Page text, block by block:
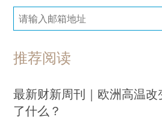
推荐阅读
最新财新周刊｜欧洲高温改
了什么？